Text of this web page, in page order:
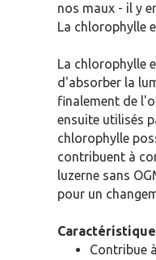
nos maux - il y
La chlorophylle
La chlorophylle
d'absorber la
finalement de
ensuite utilisés
chlorophylle
contribuent à
luzerne sans
pour un
Contribue